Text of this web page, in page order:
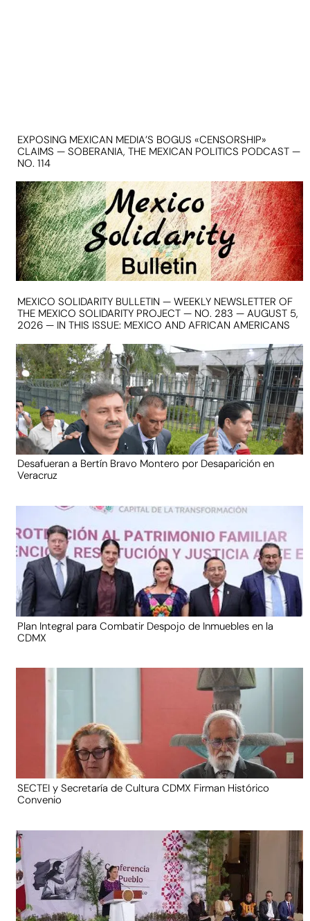
EXPOSING MEXICAN MEDIA’S BOGUS «CENSORSHIP»
CLAIMS — SOBERANIA, THE MEXICAN POLITICS PODCAST —
NO. 114
MEXICO SOLIDARITY BULLETIN — WEEKLY NEWSLETTER OF
THE MEXICO SOLIDARITY PROJECT — NO. 283 — AUGUST 5,
2026 — IN THIS ISSUE: MEXICO AND AFRICAN AMERICANS
Desafueran a Bertín Bravo Montero por Desaparición en
Veracruz
Plan Integral para Combatir Despojo de Inmuebles en la
CDMX
SECTEI y Secretaría de Cultura CDMX Firman Histórico
Convenio